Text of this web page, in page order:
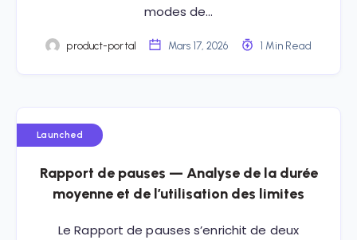
modes de…
product-portal Mars 17, 2026 1 Min Read
Launched
Rapport de pauses — Analyse de la durée
moyenne et de l’utilisation des limites
Le Rapport de pauses s’enrichit de deux